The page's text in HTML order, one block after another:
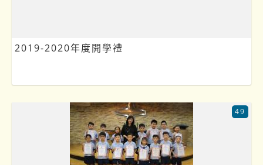
2019-2020年度開學禮
49